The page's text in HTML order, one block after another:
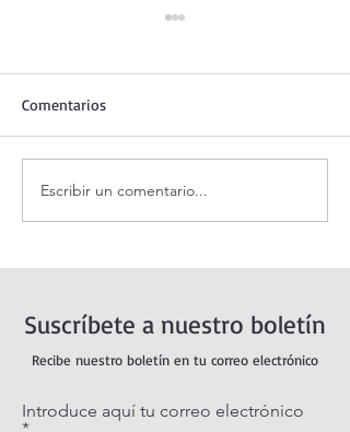
¿Por qué la fe lo puede
todo?
Comentarios
Escribir un comentario...
Suscríbete a nuestro boletín
Recibe nuestro boletín en tu correo electrónico
Introduce aquí tu correo electrónico